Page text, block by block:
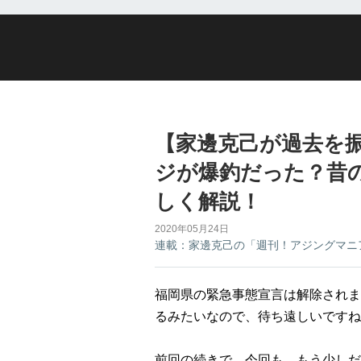
【家邊克己が過去
ジが爆釣だった？昔
しく解説！
2020年05月24日
連載：家邊克己の「週刊！アジングマニ
福岡県の緊急事態宣言は解除され
るみたいなので、待ち遠しいです